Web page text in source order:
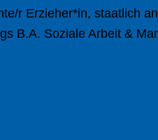
r Erzieher*in, staatlich
B.A. Soziale Arbeit &